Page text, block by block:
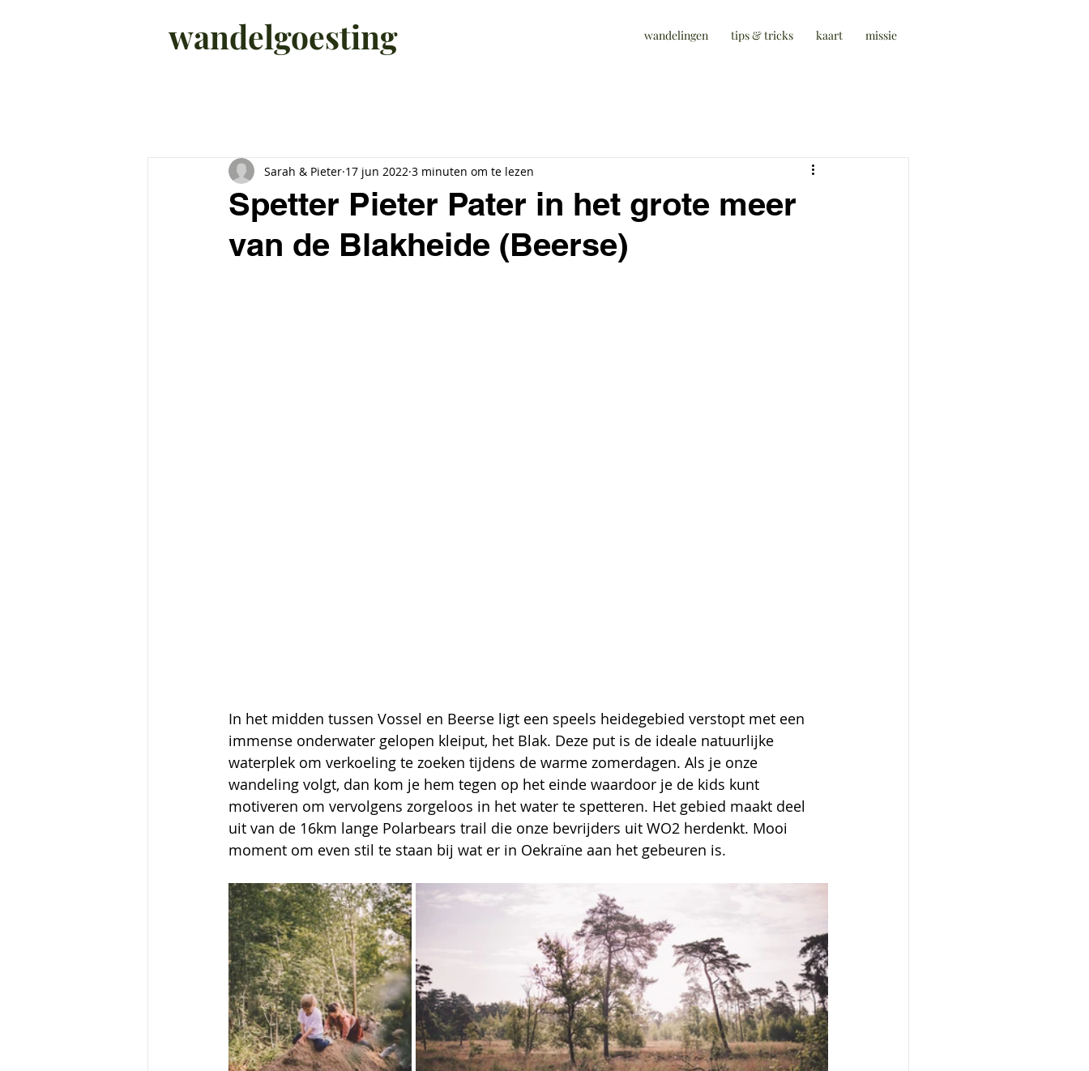
wandelgoesting wandelingen tips & tricks kaart missie
Spetter Pieter Pater in het grote meer
van de Blakheide (Beerse)
Sarah & Pieter 17 jun 2022 3 minuten om te lezen
In het midden tussen Vossel en Beerse ligt een speels heidegebied verstopt met een
immense onderwater gelopen kleiput, het Blak. Deze put is de ideale natuurlijke
waterplek om verkoeling te zoeken tijdens de warme zomerdagen. Als je onze
wandeling volgt, dan kom je hem tegen op het einde waardoor je de kids kunt
motiveren om vervolgens zorgeloos in het water te spetteren. Het gebied maakt deel
uit van de 16km lange Polarbears trail die onze bevrijders uit WO2 herdenkt. Mooi
moment om even stil te staan bij wat er in Oekraïne aan het gebeuren is.